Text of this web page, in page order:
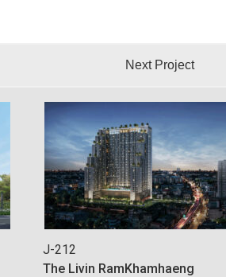
Next Project
J-212
The Livin RamKhamhaeng